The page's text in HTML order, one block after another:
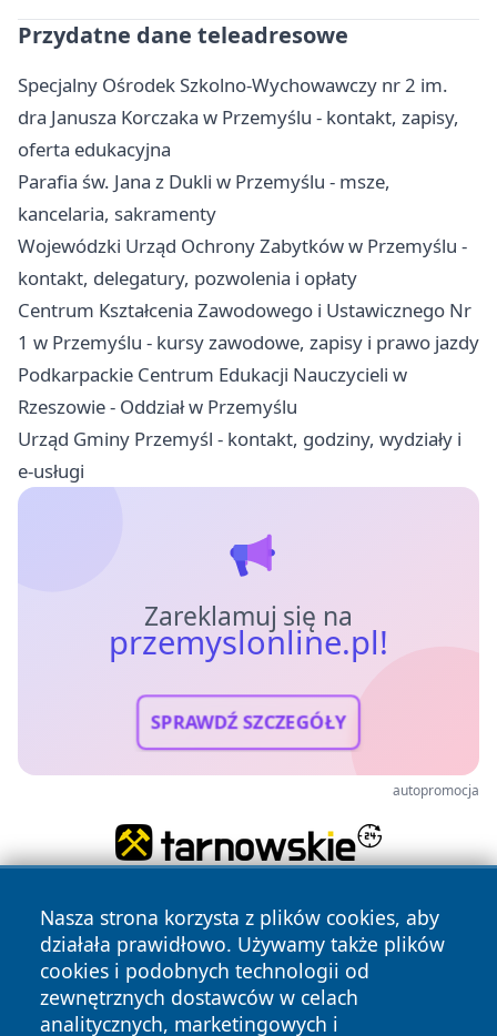
Przydatne dane teleadresowe
Specjalny Ośrodek Szkolno-Wychowawczy nr 2 im.
dra Janusza Korczaka w Przemyślu - kontakt, zapisy,
oferta edukacyjna
Parafia św. Jana z Dukli w Przemyślu - msze,
kancelaria, sakramenty
Wojewódzki Urząd Ochrony Zabytków w Przemyślu -
kontakt, delegatury, pozwolenia i opłaty
Centrum Kształcenia Zawodowego i Ustawicznego Nr
1 w Przemyślu - kursy zawodowe, zapisy i prawo jazdy
Podkarpackie Centrum Edukacji Nauczycieli w
Rzeszowie - Oddział w Przemyślu
Urząd Gminy Przemyśl - kontakt, godziny, wydziały i
e-usługi
Zareklamuj się na
przemyslonline.pl!
SPRAWDŹ SZCZEGÓŁY
autopromocja
Nasza strona korzysta z plików cookies, aby
działała prawidłowo. Używamy także plików
cookies i podobnych technologii od
zewnętrznych dostawców w celach
analitycznych, marketingowych i